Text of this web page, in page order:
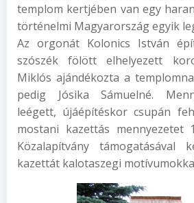
templom kertjében van egy
történelmi Magyarország egyik
Az orgonát Kolonics István
szószék fölött elhelyezett
Miklós ajándékozta a
pedig Jósika Sámuelné.
leégett, újáépítéskor csupán
mostani kazettás mennyezetet
Közalapítvány támogatásával
kazettát kalotaszegi